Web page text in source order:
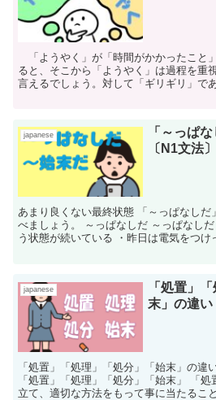
「ようやく」が「時間がかかったこと
ると、そこから「ようやく」は過程を重
言えるでしょう。対して「ギリギリ」で
japanese
「～っぱ
〔N1文法〕
あまり良くない最終状態 「～っぱなしだ
べましょう。 ～っぱなしだ ～っぱなし
う状態が続いている ・昨日は電気をつけ
japanese
「処置」
末」の違い
「処置」「処理」「処分」「始末」の違
「処置」「処理」「処分」「始末」 「
立て、適切な方法をもって事に当たるこ